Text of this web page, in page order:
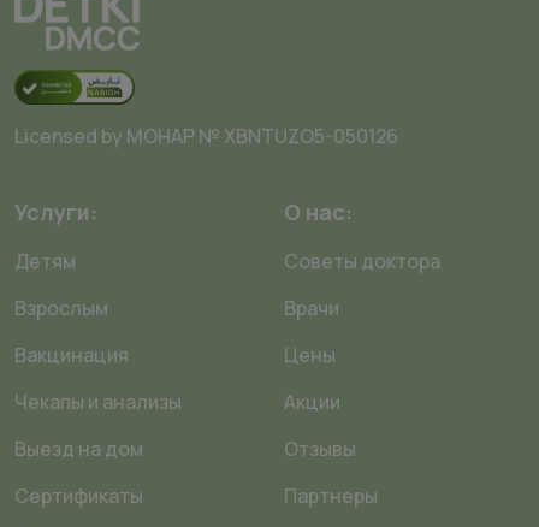
Licensed by MOHAP № XBNTUZO5-050126
Услуги:
Детям
Взрослым
Вакцинация
Чекапы и анализы
Выезд на дом
Сертификаты
О нас:
Советы доктора
Врачи
Цены
Акции
Отзывы
Партнеры